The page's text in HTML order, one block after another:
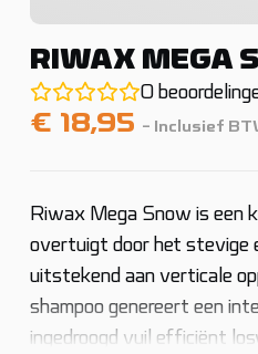
RIWAX MEGA
0
€ 18,95 - Inclusief
Riwax Mega Snow is een
overtuigt door het stevige
uitstekend aan verticale
shampoo genereert een
ingedroogd vuil efficiënt